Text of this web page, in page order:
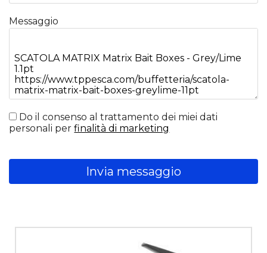
Messaggio
Do il consenso al trattamento dei miei dati
personali perfinalità di marketing
Invia messaggio